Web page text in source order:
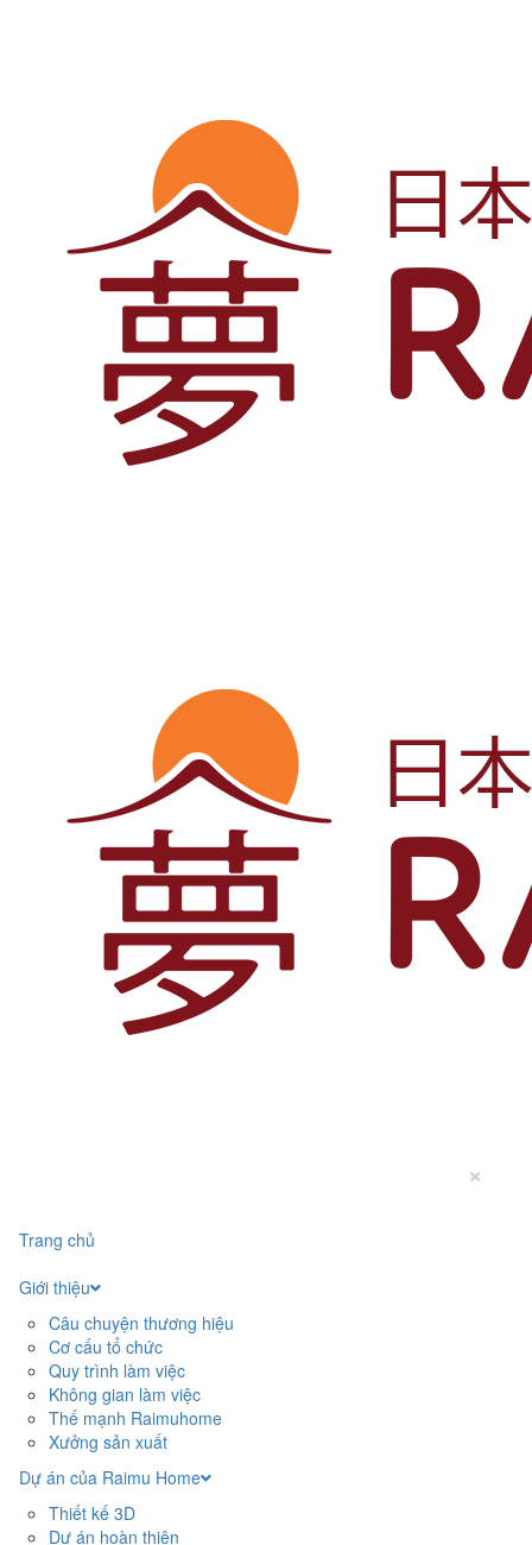
×
Trang chủ
Giới thiệu
Câu chuyện thương hiệu
Cơ cấu tổ chức
Quy trình làm việc
Không gian làm việc
Thế mạnh Raimuhome
Xưởng sản xuất
Dự án của Raimu Home
Thiết kế 3D
Dự án hoàn thiện